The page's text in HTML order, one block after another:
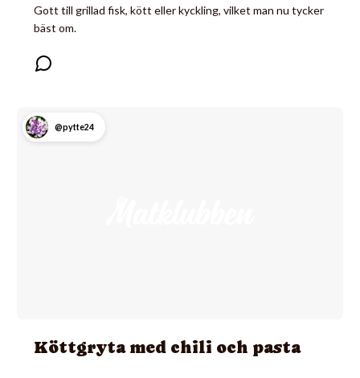
Gott till grillad fisk, kött eller kyckling, vilket man nu tycker
bäst om.
@pytte24
Köttgryta med chili och pasta